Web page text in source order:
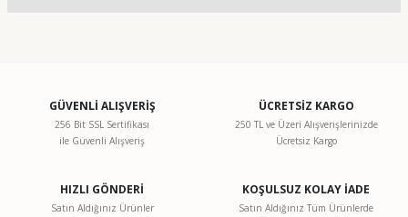
Görüş ve önerileriniz için teşekkür ederiz.
Ürün resmi kalitesiz, bozuk veya görüntülenemiyor.
Ürün bilgilerinde hatalar bulunuyor.
GÜVENLİ ALIŞVERİŞ
256 Bit SSL Sertifikası
ile Güvenli Alışveriş
ÜCRETSİZ KARGO
250 TL ve Üzeri Alışverişlerinizde
Ücretsiz Kargo
HIZLI GÖNDERİ
Satın Aldığınız Ürünler
KOŞULSUZ KOLAY İADE
Satın Aldığınız Tüm Ürünlerde